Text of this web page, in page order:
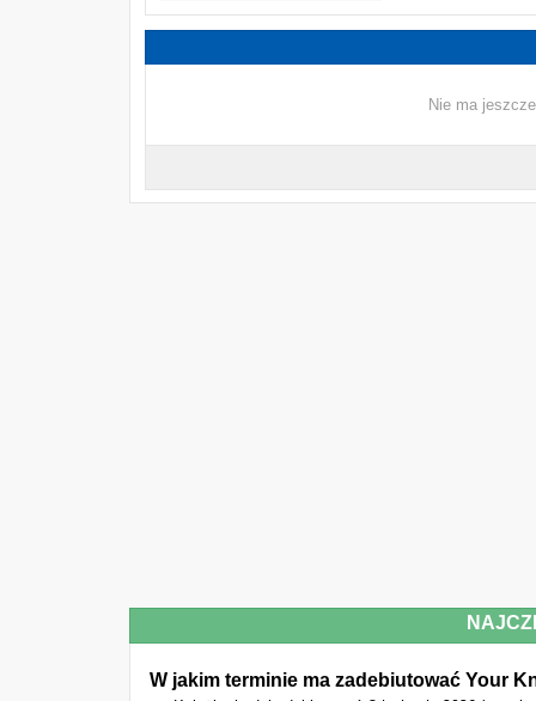
Nie ma
W jakim terminie ma zadebiutować Your